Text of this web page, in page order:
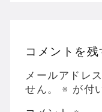
コメントを残
メールアドレ
せん。
※ が付